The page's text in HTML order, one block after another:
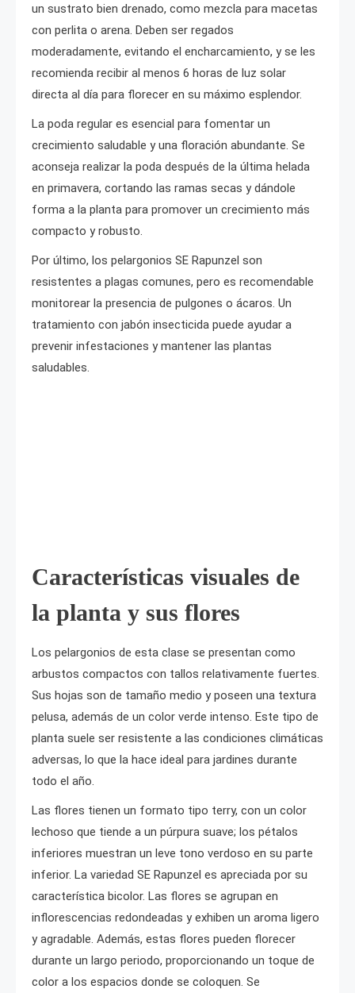
un sustrato bien drenado, como mezcla para macetas
con perlita o arena. Deben ser regados
moderadamente, evitando el encharcamiento, y se les
recomienda recibir al menos 6 horas de luz solar
directa al día para florecer en su máximo esplendor.
La poda regular es esencial para fomentar un
crecimiento saludable y una floración abundante. Se
aconseja realizar la poda después de la última helada
en primavera, cortando las ramas secas y dándole
forma a la planta para promover un crecimiento más
compacto y robusto.
Por último, los pelargonios SE Rapunzel son
resistentes a plagas comunes, pero es recomendable
monitorear la presencia de pulgones o ácaros. Un
tratamiento con jabón insecticida puede ayudar a
prevenir infestaciones y mantener las plantas
saludables.
Características visuales de
la planta y sus flores
Los pelargonios de esta clase se presentan como
arbustos compactos con tallos relativamente fuertes.
Sus hojas son de tamaño medio y poseen una textura
pelusa, además de un color verde intenso. Este tipo de
planta suele ser resistente a las condiciones climáticas
adversas, lo que la hace ideal para jardines durante
todo el año.
Las flores tienen un formato tipo terry, con un color
lechoso que tiende a un púrpura suave; los pétalos
inferiores muestran un leve tono verdoso en su parte
inferior. La variedad SE Rapunzel es apreciada por su
característica bicolor. Las flores se agrupan en
inflorescencias redondeadas y exhiben un aroma ligero
y agradable. Además, estas flores pueden florecer
durante un largo periodo, proporcionando un toque de
color a los espacios donde se coloquen. Se